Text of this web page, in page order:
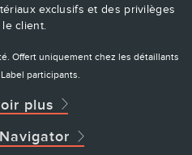
exclusifs et des privilèges
client.
Offert uniquement chez les détaillants
participants.
plus